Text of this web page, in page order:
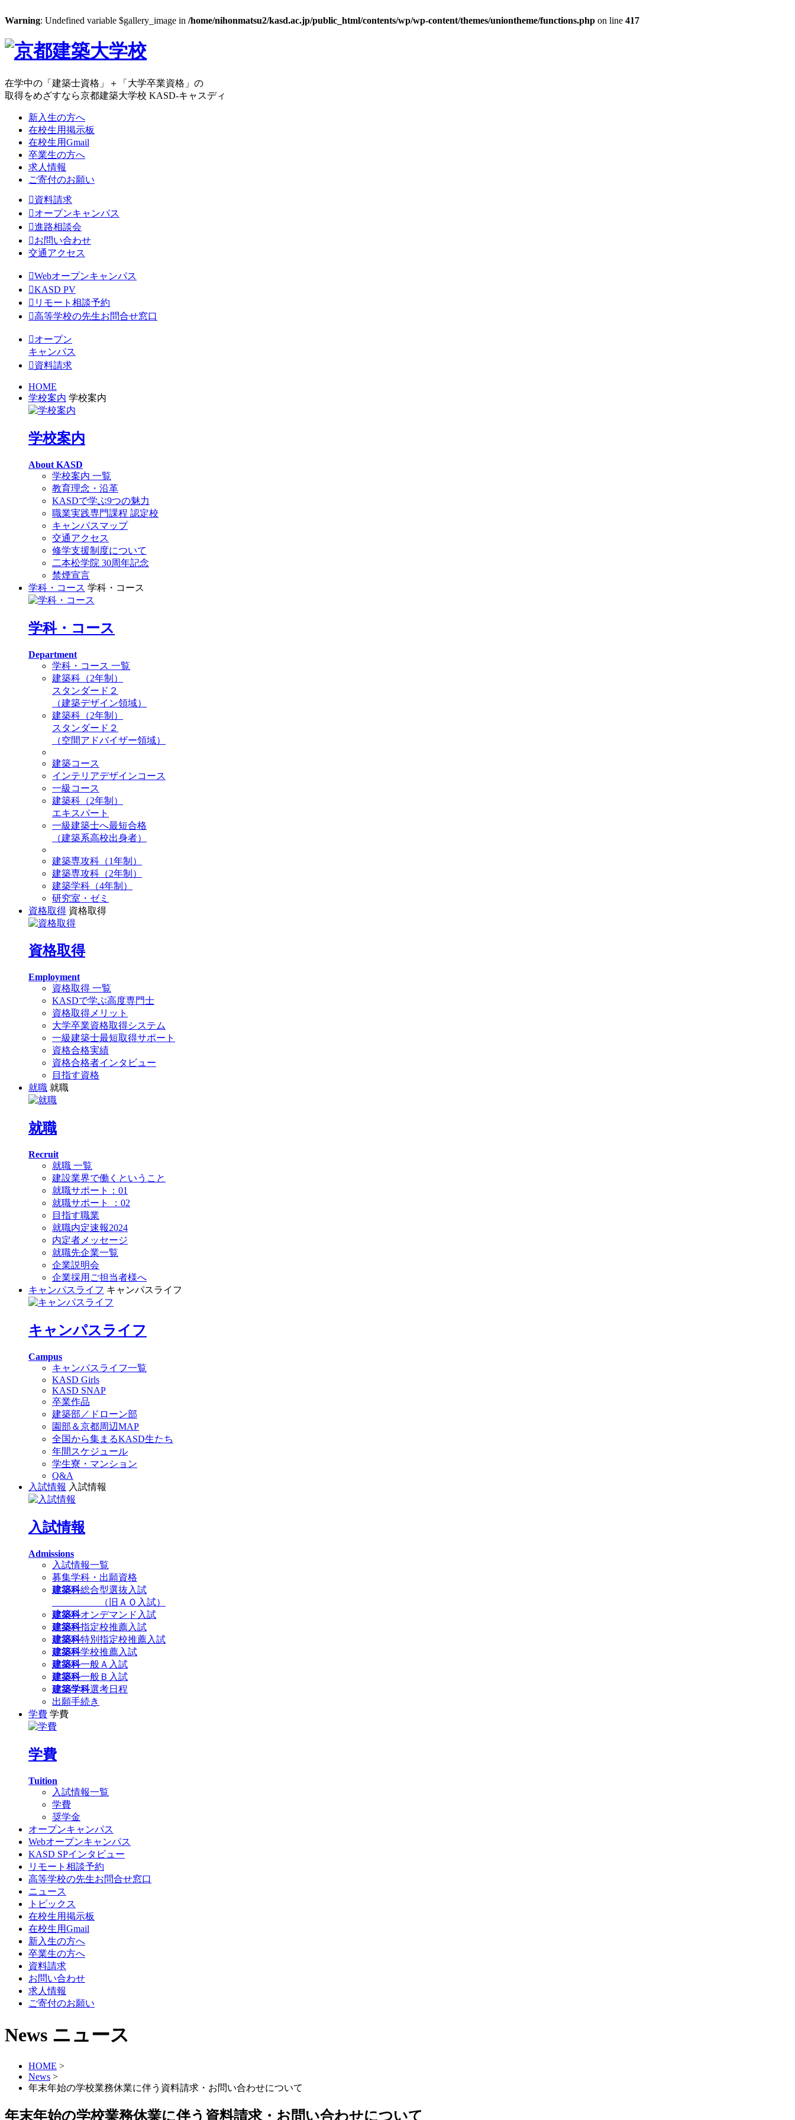
Warning: Undefined variable $gallery_image in /home/nihonmatsu2/kasd.ac.jp/public_html/contents/wp/wp-content/themes/uniontheme/functions.php on line 417
在学中の「建築士資格」＋「大学卒業資格」の
取得をめざすなら京都建築大学校 KASD-キャスディ
新入生の方へ
在校生用掲示板
在校生用Gmail
卒業生の方へ
求人情報
ご寄付のお願い
資料請求
オープンキャンパス
進路相談会
お問い合わせ
交通アクセス
Webオープンキャンパス
KASD PV
リモート相談予約
高等学校の先生お問合せ窓口
オープン
キャンパス
資料請求
HOME
学校案内 学校案内
学校案内
About KASD
学校案内 一覧
教育理念・沿革
KASDで学ぶ9つの魅力
職業実践専門課程 認定校
キャンパスマップ
交通アクセス
修学支援制度について
二本松学院 30周年記念
禁煙宣言
学科・コース 学科・コース
学科・コース
Department
学科・コース 一覧
建築科（2年制）
スタンダード２
（建築デザイン領域）
建築科（2年制）
スタンダード２
（空間アドバイザー領域）
建築コース
インテリアデザインコース
一級コース
建築科（2年制）
エキスパート
一級建築士へ最短合格
（建築系高校出身者）
建築専攻科（1年制）
建築専攻科（2年制）
建築学科（4年制）
研究室・ゼミ
資格取得 資格取得
資格取得
Employment
資格取得 一覧
KASDで学ぶ高度専門士
資格取得メリット
大学卒業資格取得システム
一級建築士最短取得サポート
資格合格実績
資格合格者インタビュー
目指す資格
就職 就職
就職
Recruit
就職 一覧
建設業界で働くということ
就職サポート：01
就職サポート ：02
目指す職業
就職内定速報2024
内定者メッセージ
就職先企業一覧
企業説明会
企業採用ご担当者様へ
キャンパスライフ キャンパスライフ
キャンパスライフ
Campus
キャンパスライフ一覧
KASD Girls
KASD SNAP
卒業作品
建築部／ドローン部
園部＆京都周辺MAP
全国から集まるKASD生たち
年間スケジュール
学生寮・マンション
Q&A
入試情報 入試情報
入試情報
Admissions
入試情報一覧
募集学科・出願資格
建築科総合型選抜入試
（旧ＡＯ入試）
建築科オンデマンド入試
建築科指定校推薦入試
建築科特別指定校推薦入試
建築科学校推薦入試
建築科一般Ａ入試
建築科一般Ｂ入試
建築学科選考日程
出願手続き
学費 学費
学費
Tuition
入試情報一覧
学費
奨学金
オープンキャンパス
Webオープンキャンパス
KASD SPインタビュー
リモート相談予約
高等学校の先生お問合せ窓口
ニュース
トピックス
在校生用掲示板
在校生用Gmail
新入生の方へ
卒業生の方へ
資料請求
お問い合わせ
求人情報
ご寄付のお願い
News ニュース
HOME >
News >
年末年始の学校業務休業に伴う資料請求・お問い合わせについて
年末年始の学校業務休業に伴う資料請求・お問い合わせについて